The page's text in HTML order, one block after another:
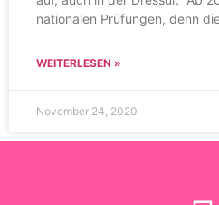
nationalen Prüfungen, denn
WEITERLESEN »
November 24, 2020